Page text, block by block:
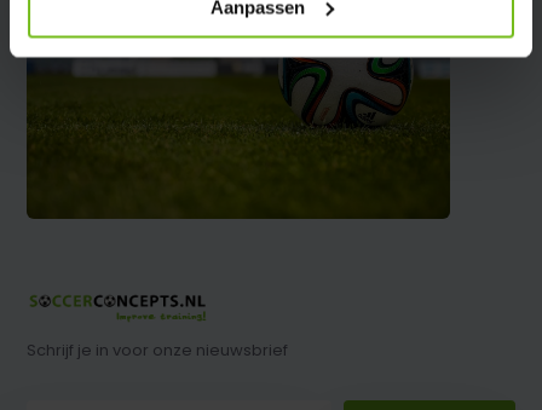
Aanpassen
Schrijf je in voor onze nieuwsbrief